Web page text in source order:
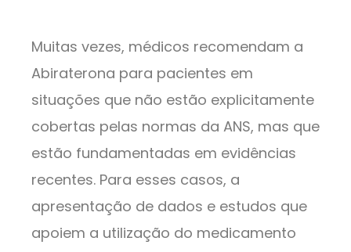
Muitas vezes, médicos recomendam a
Abiraterona para pacientes em
situações que não estão explicitamente
cobertas pelas normas da ANS, mas que
estão fundamentadas em evidências
recentes. Para esses casos, a
apresentação de dados e estudos que
apoiem a utilização do medicamento